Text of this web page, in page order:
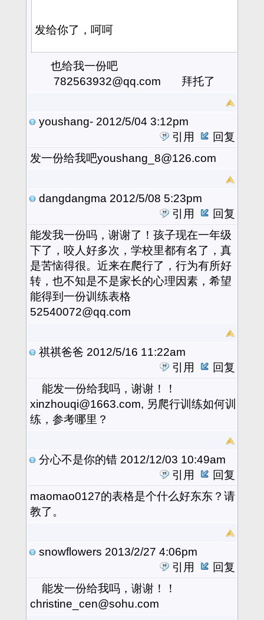
发给你了，呵呵
也给我一份吧
782563932@qq.com 拜托了
youshang- 2012/5/04 3:12pm
引用
回复
发一份给我吧youshang_8@126.com
dangdangma 2012/5/08 5:23pm
引用
回复
能发我一份吗，谢谢了！孩子现在一年级
下了，咬人好多次，学校里都有名了，真
是苦恼得很。近来在爬行了，行为有所好
转，也不知是不是家长的心理因素，希望
能得到一份训练表格
52540072@qq.com
祺祺爸爸 2012/5/16 11:22am
引用
回复
能发一份给我吗，谢谢！！
xinzhouqi@1663.com, 另爬行训练如何训
练，参考哪里？
分心不是你的错 2012/12/03 10:49am
引用
回复
maomao0127的表格是个什么好东东？请
教了。
snowflowers 2013/2/27 4:06pm
引用
回复
能发一份给我吗，谢谢！！
christine_cen@sohu.com